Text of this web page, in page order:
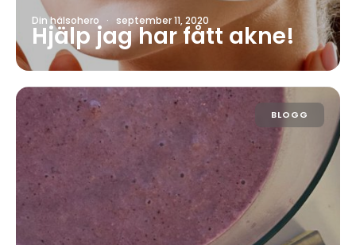
Din hälsohero · september 11, 2020
Hjälp jag har fått akne!
BLOGG